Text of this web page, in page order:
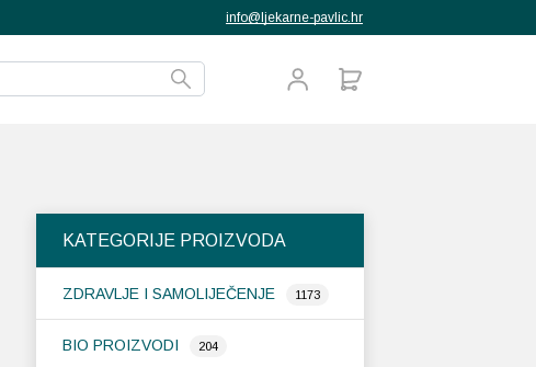
info@ljekarne-pavlic.hr
KATEGORIJE PROIZVODA
ZDRAVLJE I SAMOLIJEČENJE 1173
BIO PROIZVODI 204